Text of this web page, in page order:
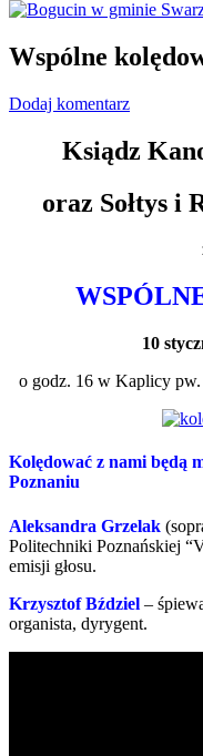
Wspólne
Dodaj komentarz
Ksiądz
oraz Sołtys i
10
o godz. 16 w Kaplicy
Kolędować z nami będą
Poznaniu
Aleksandra Grzelak
Politechniki Poznańskiej
emisji głosu.
Krzysztof Bździel –
organista, dyrygent.